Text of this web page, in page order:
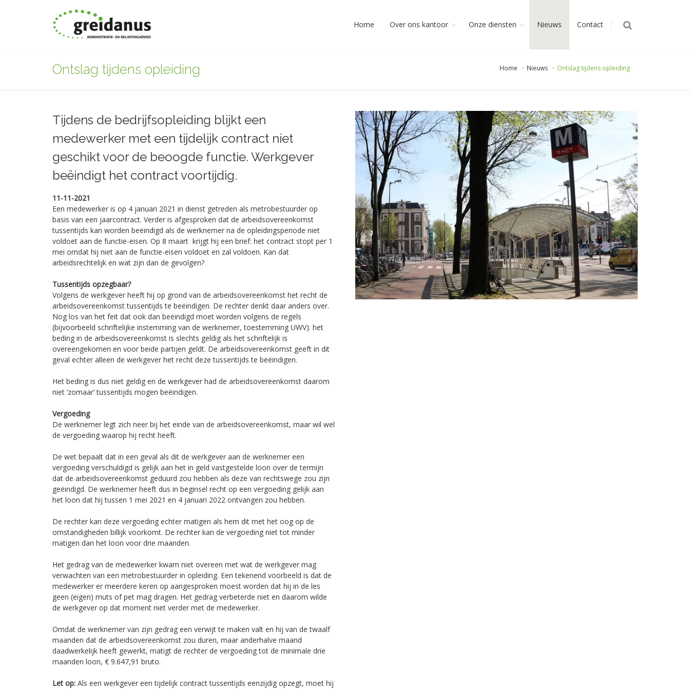
Home Over ons kantoor Onze diensten Nieuws Contact
Home Nieuws Ontslag tijdens opleiding
Ontslag tijdens opleiding
Tijdens de bedrijfsopleiding blijkt een
medewerker met een tijdelijk contract niet
geschikt voor de beoogde functie. Werkgever
beëindigt het contract voortijdig.
11-11-2021
Een medewerker is op 4 januari 2021 in dienst getreden als metrobestuurder op
basis van een jaarcontract. Verder is afgesproken dat de arbeidsovereenkomst
tussentijds kan worden beëindigd als de werknemer na de opleidingsperiode niet
voldoet aan de functie-eisen. Op 8 maart krijgt hij een brief: het contract stopt per 1
mei omdat hij niet aan de functie-eisen voldoet en zal voldoen. Kan dat
arbeidsrechtelijk en wat zijn dan de gevolgen?
Tussentijds opzegbaar?
Volgens de werkgever heeft hij op grond van de arbeidsovereenkomst het recht de
arbeidsovereenkomst tussentijds te beëindigen. De rechter denkt daar anders over.
Nog los van het feit dat ook dan beëindigd moet worden volgens de regels
(bijvoorbeeld schriftelijke instemming van de werknemer, toestemming UWV): het
beding in de arbeidsovereenkomst is slechts geldig als het schriftelijk is
overeengekomen en voor beide partijen geldt. De arbeidsovereenkomst geeft in dit
geval echter alleen de werkgever het recht deze tussentijds te beëindigen.
Het beding is dus niet geldig en de werkgever had de arbeidsovereenkomst daarom
niet ‘zomaar’ tussentijds mogen beëindigen.
Vergoeding
De werknemer legt zich neer bij het einde van de arbeidsovereenkomst, maar wil wel
de vergoeding waarop hij recht heeft.
De wet bepaalt dat in een geval als dit de werkgever aan de werknemer een
vergoeding verschuldigd is gelijk aan het in geld vastgestelde loon over de termijn
dat de arbeidsovereenkomst geduurd zou hebben als deze van rechtswege zou zijn
geëindigd. De werknemer heeft dus in beginsel recht op een vergoeding gelijk aan
het loon dat hij tussen 1 mei 2021 en 4 januari 2022 ontvangen zou hebben.
De rechter kan deze vergoeding echter matigen als hem dit met het oog op de
omstandigheden billijk voorkomt. De rechter kan de vergoeding niet tot minder
matigen dan het loon voor drie maanden.
Het gedrag van de medewerker kwam niet overeen met wat de werkgever mag
verwachten van een metrobestuurder in opleiding. Een tekenend voorbeeld is dat de
medewerker er meerdere keren op aangesproken moest worden dat hij in de les
geen (eigen) muts of pet mag dragen. Het gedrag verbeterde niet en daarom wilde
de werkgever op dat moment niet verder met de medewerker.
Omdat de werknemer van zijn gedrag een verwijt te maken valt en hij van de twaalf
maanden dat de arbeidsovereenkomst zou duren, maar anderhalve maand
daadwerkelijk heeft gewerkt, matigt de rechter de vergoeding tot de minimale drie
maanden loon, € 9.647,91 bruto.
Let op: Als een werkgever een tijdelijk contract tussentijds eenzijdig opzegt, moet hij